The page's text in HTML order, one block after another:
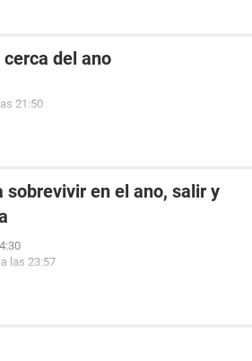
del ano
21:50
sobrevivir en el ano, salir y
las 23:57